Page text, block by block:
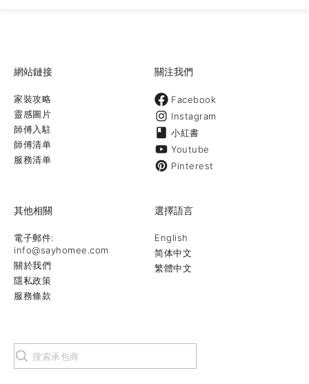
網站鏈接
家裝攻略
靈感圖片
師傅入駐
師傅清单
服務清单
關注我們
Facebook
Instagram
小紅書
Youtube
Pinterest
其他相關
電子郵件:
info@sayhomee.com
關於我們
隱私政策
服務條款
選擇語言
English
简体中文
繁體中文